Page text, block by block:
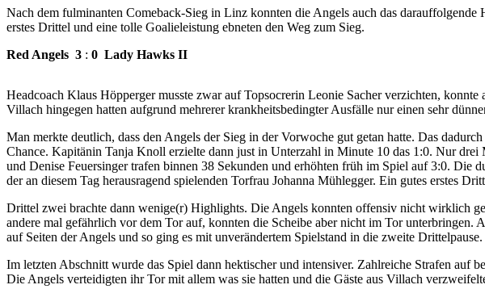
Nach dem fulminanten Comeback-Sieg in Linz konnten die Angels auch das
erstes Drittel und eine tolle Goalieleistung ebneten den Weg zum Sieg.
Red Angels 3 : 0 Lady Hawks II
Headcoach Klaus Höpperger musste zwar auf Topsocrerin Leonie Sacher verzichten,
Villach hingegen hatten aufgrund mehrerer krankheitsbedingter Ausfälle nur einen sehr
Man merkte deutlich, dass den Angels der Sieg in der Vorwoche gut getan hatte. Das
Chance. Kapitänin Tanja Knoll erzielte dann just in Unterzahl in Minute 10 das 1:0. Nur
und Denise Feuersinger trafen binnen 38 Sekunden und erhöhten früh im Spiel auf 3:0. Die
der an diesem Tag herausragend spielenden Torfrau Johanna Mühlegger. Ein gutes erstes
Drittel zwei brachte dann wenige(r) Highlights. Die Angels konnten offensiv nicht wirklich
andere mal gefährlich vor dem Tor auf, konnten die Scheibe aber nicht im Tor unterbringen.
auf Seiten der Angels und so ging es mit unverändertem Spielstand in die zweite Drittelpause.
Im letzten Abschnitt wurde das Spiel dann hektischer und intensiver. Zahlreiche Strafen auf
Die Angels verteidigten ihr Tor mit allem was sie hatten und die Gäste aus Villach